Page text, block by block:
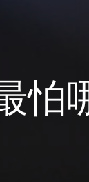
怕